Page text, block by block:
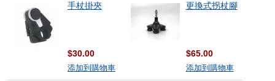
手杖掛夾
$30.00
添加到購物車
更換式拐杖腳
$65.00
添加到購物車